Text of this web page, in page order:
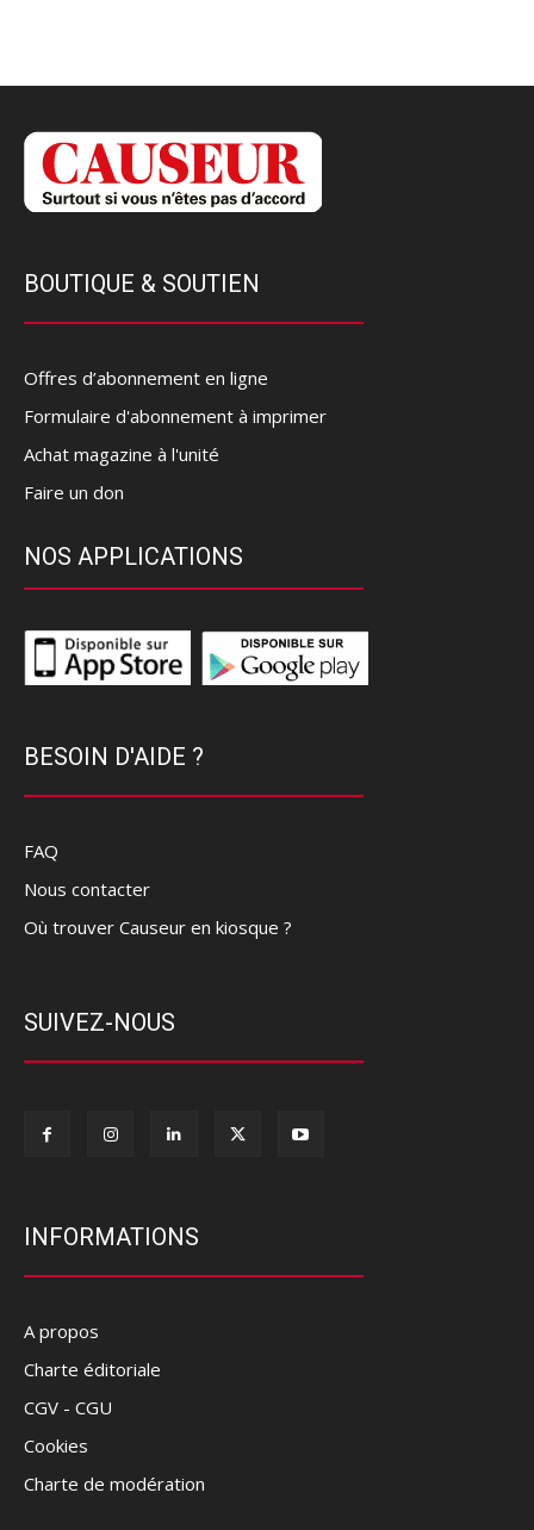
BOUTIQUE & SOUTIEN
Offres d’abonnement en ligne
Formulaire d'abonnement à imprimer
Achat magazine à l'unité
Faire un don
NOS APPLICATIONS
BESOIN D'AIDE ?
FAQ
Nous contacter
Où trouver Causeur en kiosque ?
SUIVEZ-NOUS
INFORMATIONS
A propos
Charte éditoriale
CGV - CGU
Cookies
Charte de modération